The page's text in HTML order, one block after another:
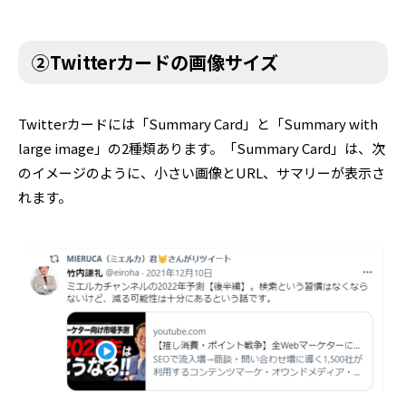
②Twitterカードの画像サイズ
Twitterカードには「Summary Card」と「Summary with
large image」の2種類あります。「Summary Card」は、次
のイメージのように、小さい画像とURL、サマリーが表示さ
れます。